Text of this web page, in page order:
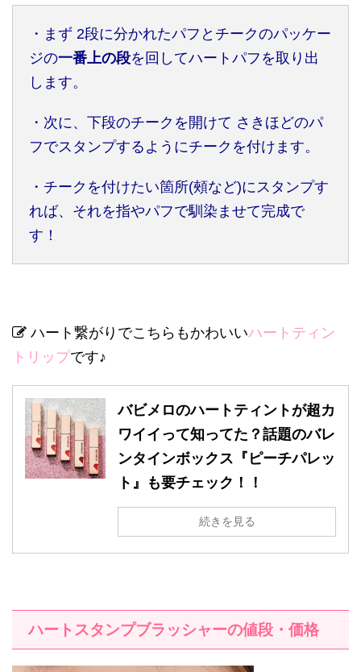
・まず 2段に分かれたパフとチークのパッケー
ジの一番上の段を回してハートパフを取り出
します。
・次に、下段のチークを開けて さきほどのパ
フでスタンプするようにチークを付けます。
・チークを付けたい箇所(頰など)にスタンプす
れば、それを指やパフで馴染ませて完成で
す！
ハート繋がりでこちらもかわいいハートティン
トリップです♪
バビメロのハートティントが超カ
ワイイって知ってた？話題のバレ
ンタインボックス『ピーチパレッ
ト』も要チェック！！
続きを見る
ハートスタンプブラッシャーの値段・価格